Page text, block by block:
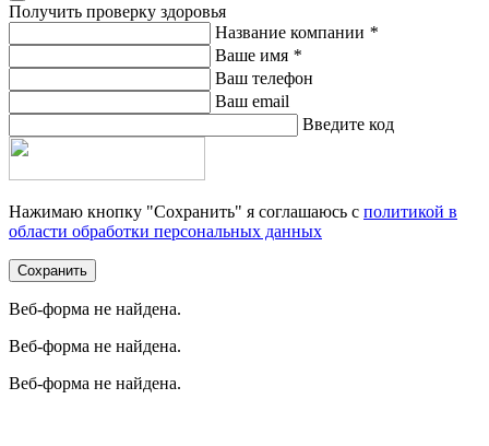
Получить проверку здоровья
Название компании *
Ваше имя *
Ваш телефон
Ваш email
Введите код
Нажимаю кнопку "Сохранить" я соглашаюсь с политикой в
области обработки персональных данных
Сохранить
Веб-форма не найдена.
Веб-форма не найдена.
Веб-форма не найдена.